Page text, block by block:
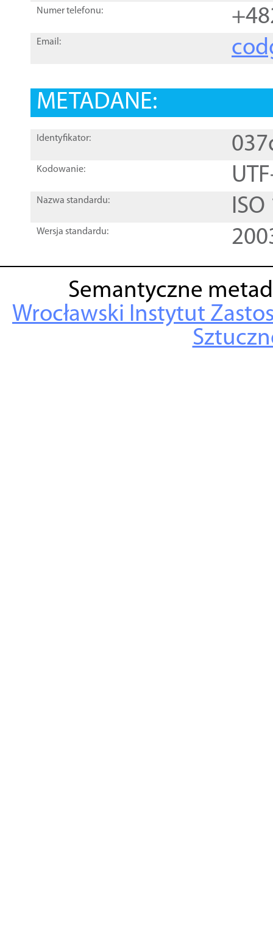
Numer telefonu:
Email:
METADANE:
Identyfikator:
Kodowanie:
Nazwa standardu:
Wersja standardu:
Semantyczne
Wrocławski Instytut